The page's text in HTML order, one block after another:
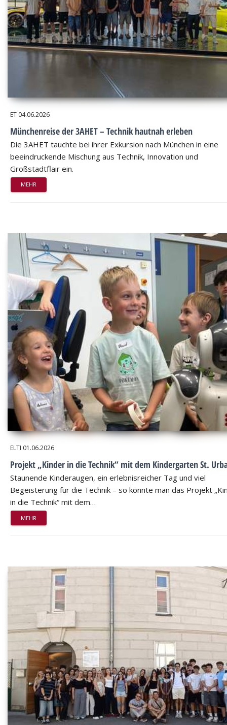
ET 04.06.2026
Münchenreise der 3AHET – Technik hautnah erleben
Die 3AHET tauchte bei ihrer Exkursion nach München in eine
beeindruckende Mischung aus Technik, Innovation und
Großstadtflair ein.
MEHR
ELTI 01.06.2026
Projekt „Kinder in die Technik“ mit dem Kindergarten St.
Staunende Kinderaugen, ein erlebnisreicher Tag und viel
Begeisterung für die Technik – so könnte man das Projekt
in die Technik“ mit dem…
MEHR